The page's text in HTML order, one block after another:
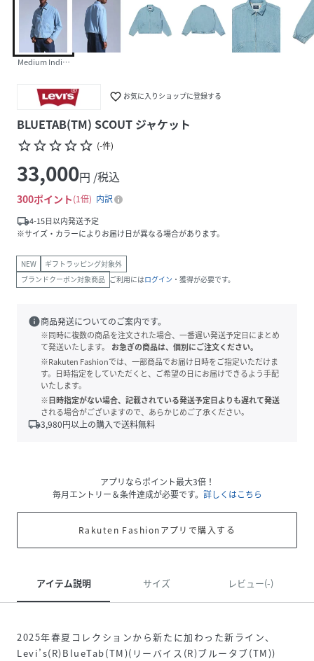
Medium Indigo - Flat Finish
favorite_border お気に入りショップに登録する
BLUETAB(TM) SCOUT ジャケット
star_borderstar_borderstar_borderstar_borderstar_border (-件)
33,000円 /税込
300ポイント 1倍
内訳
local_shipping4-15日以内発送予定
※サイズ・カラーによりお届け日が異なる場合があります。
NEW
ギフトラッピング対象外
ブランドクーポン対象商品 ご利用にはログイン ・獲得が必要です。
info商品発送についてのご案内です。
※同時に複数の商品を注文された場合、一番遅い発送予定日にまとめ
て発送いたします。
お急ぎの商品は、個別にご注文ください。
※Rakuten Fashionでは、一部商品でお届け日時をご指定いただけま
す。日時指定をしていただくと、ご希望の日にお届けできるよう手配
いたします。
※日時指定がない場合、記載されている発送予定日よりも遅れて発送
される場合がございますので、あらかじめご了承ください。
local_shipping3,980円以上の購入で送料無料
アプリならポイント最大3倍！
毎月エントリー＆条件達成が必要です。 詳しくはこちら
Rakuten Fashionアプリで購入する
アイテム説明 サイズ レビュー(-)
2025年春夏コレクションから新たに加わった新ライン、
Levi’s(R)BlueTab(TM)(リーバイス (R)ブルータブ(TM))